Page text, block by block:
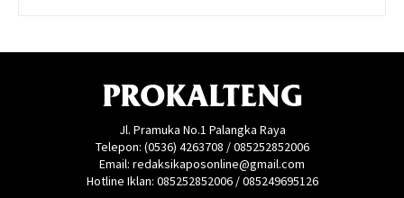
PROKALTENG
Jl. Pramuka No.1 Palangka Raya
Telepon: (0536) 4263708 / 085252852006
Email: redaksikaposonline@gmail.com
Hotline Iklan: 085252852006 / 085249695126